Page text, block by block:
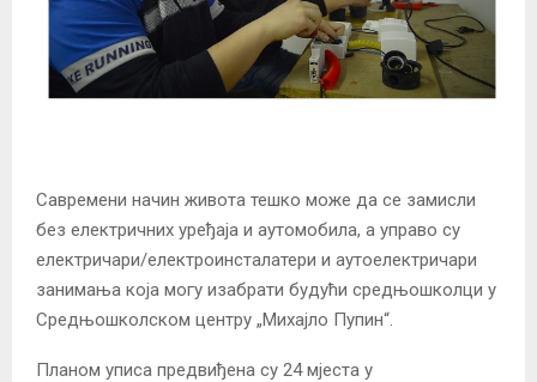
Савремени начин живота тешко може да се замисли
без електричних уређаја и аутомобила, а управо су
електричари/електроинсталатери и аутоелектричари
занимања која могу изабрати будући средњошколци у
Средњошколском центру „Михајло Пупин“.
Планом уписа предвиђена су 24 мјеста у